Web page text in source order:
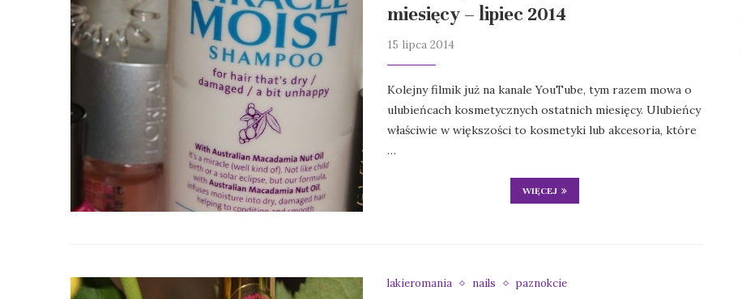
miesięcy – lipiec 2014
15 lipca 2014
Kolejny filmik już na kanale YouTube, tym razem mowa o
ulubieńcach kosmetycznych ostatnich miesięcy. Ulubieńcy
właściwie w większości to kosmetyki lub akcesoria, które
…
WIĘCEJ
lakieromania nails paznokcie